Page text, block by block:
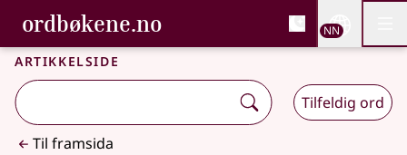
Gå til hovudinnhald
Tilgjenge
ordbøkene.no, Bokmålsordboka og
Bokmålsordboka og Nynorskordboka
NN
Artikkelside
Tilfeldig ord
Til framsida